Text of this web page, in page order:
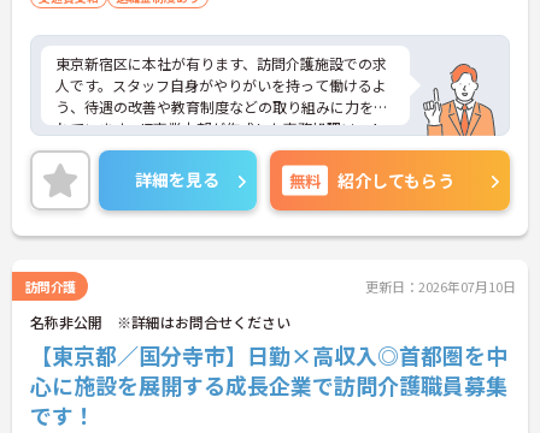
東京新宿区に本社が有ります、訪問介護施設での求
人です。スタッフ自身がやりがいを持って働けるよ
う、待遇の改善や教育制度などの取り組みに力を入
れています。IT事業本部が作成した事務処理ソフト
を導入しており、事務作業は少なく、その分ご利用
者様への対応を重視することもできます。入社後の
研修はもちろん、介護技術研修、PC研修、マナー研
修、資格取得のための勉強会等ステップに応じて用
意されており安心してご就業いただけます。
細などお話しいたしますのでお気軽にお問い合わせ
下さい。
詳細を見る 無料 紹介してもらう
訪問介護 更新日：2026年07月10日
名称非公開 ※詳細はお問合せください
【東京都／国分寺市】日勤×高収入◎首都圏を中
心に施設を展開する成長企業で訪問介護職員募集
です！